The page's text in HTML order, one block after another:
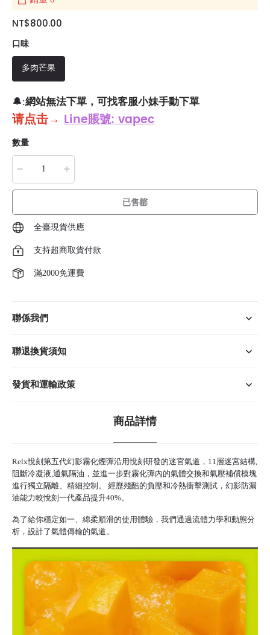
NT$800.00
口味
多肉芒果
🔔:網站無法下單，可找客服小妹手動下單
请点击→ Line賬號: vapec
數量
已售罄
全臺現貨供應
支持超商取貨付款
滿2000免運費
聯係我們
聯退換貨須知
發貨和運輸政策
商品詳情
Relx悅刻 第五代幻影霧化煙彈沿用悅刻研發的迷宮氣道，11層迷宮結構,
阻斷冷凝液,通氣隔油，並進一步對霧化彈內的氣體交換和氣壓補償模塊
進行獨立隔離、精細控制。 經歷殘酷的負壓和冷熱衝擊測試，幻影防漏
油能力較悅刻 一代產品提升40%。
為了給你穩定如一、綿柔順滑的使用體驗，我們通過流體力學和動態分
析，設計了氣體傳輸的氣道。